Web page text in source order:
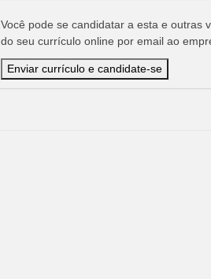
Você pode se candidatar a esta e outras
do seu currículo online por email ao